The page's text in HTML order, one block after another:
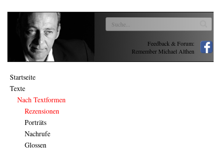
Feedback & Forum:
Remember Michael Althen
Startseite
Texte
Nach Textformen
Rezensionen
Porträts
Nachrufe
Glossen